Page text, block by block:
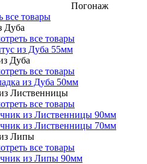
Погонаж
все товары
Дуба
все товары
из Дуба 55мм
Дуба
все товары
из Дуба 50мм
Лиственницы
все товары
из Лиственницы 90мм
из Лиственницы 70мм
Липы
все товары
из Липы 90мм